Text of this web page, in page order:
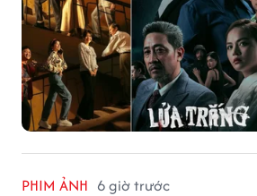
PHIM ẢNH 6 giờ trước